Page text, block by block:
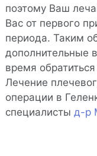
поэтому Ваш
Вас от первого
периода. Таким
дополнительные
время
Лечение
операции в
специалисты д-р